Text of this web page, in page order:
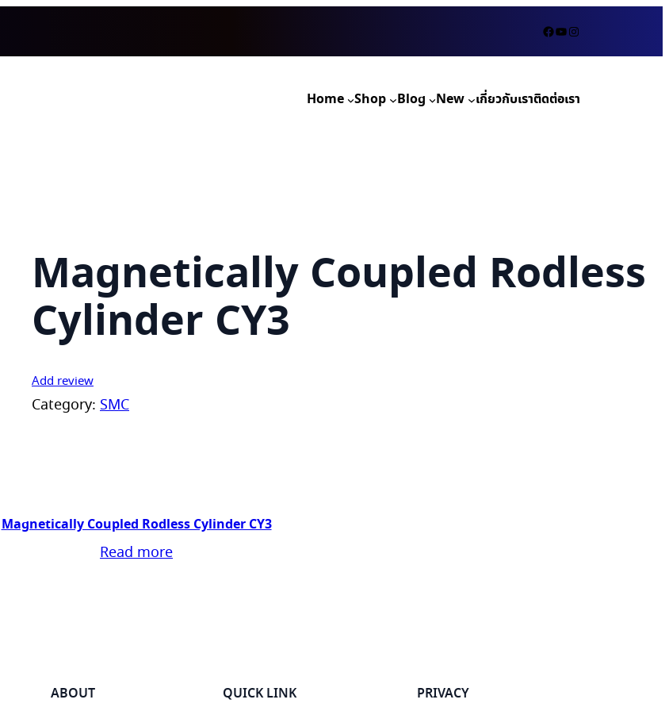
Facebook
YouTube
Instagram
Home Shop Blog New เกี่ยวกับเราติดต่อเรา
Magnetically Coupled Rodless
Cylinder CY3
Add review
Category: SMC
Magnetically Coupled Rodless Cylinder CY3
Read more
ABOUT QUICK LINK PRIVACY